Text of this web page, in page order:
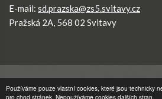
Používáme pouze vlastní cookies, které jsou technicky
pro chod stránek. Nepoužíváme cookies dalších stran.
E-mail: sd.prazska@zs5.svitavy.cz
Pražská 2A, 568 02 Svitavy
ZŠ5 Svitavy©2026Všechna